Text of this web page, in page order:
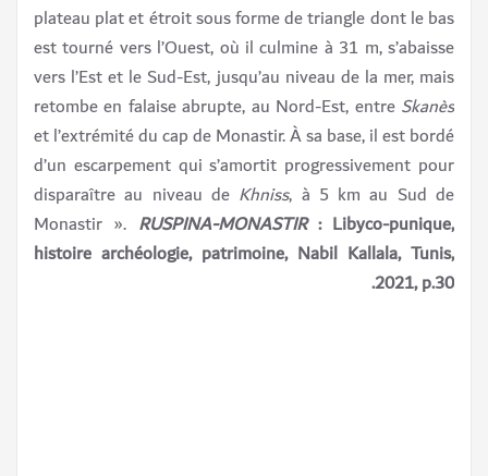
plateau plat et étroit sous forme de triangle dont le bas
est tourné vers l’Ouest, où il culmine à 31 m, s’abaisse
vers l’Est et le Sud-Est, jusqu’au niveau de la mer, mais
retombe en falaise abrupte, au Nord-Est, entre Skanès
et l’extrémité du cap de Monastir. À sa base, il est bordé
d’un escarpement qui s’amortit progressivement pour
disparaître au niveau de Khniss, à 5 km au Sud de
Monastir ». RUSPINA-MONASTIR: Libyco-punique,
histoire archéologie, patrimoine, Nabil Kallala, Tunis,
2021, p.30.